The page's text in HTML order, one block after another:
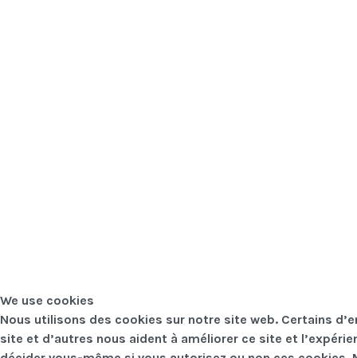
We use cookies
Nous utilisons des cookies sur notre site web. Certains
site et d’autres nous aident à améliorer ce site et